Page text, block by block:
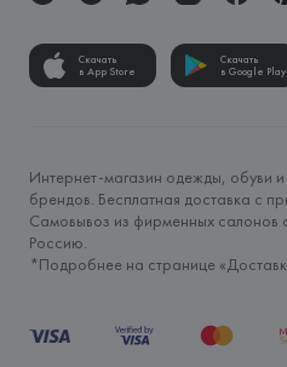
Скачать
в App Store
Скачать
в Google Play
Интернет-магазин одежды, обуви
брендов. Бесплатная доставка с
Самовывоз из фирменных салонов
Россию.
*Подробнее на странице «